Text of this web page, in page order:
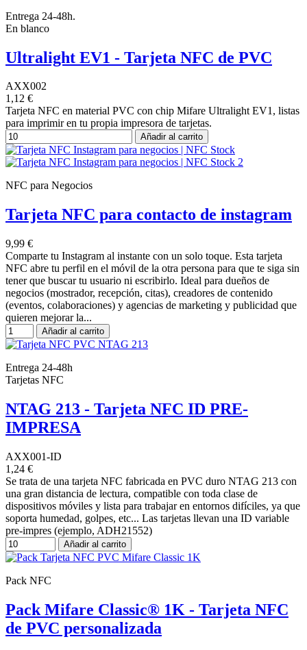
Entrega 24-48h.
En blanco
Ultralight EV1 - Tarjeta NFC de PVC
AXX002
1,12 €
Tarjeta NFC en material PVC con chip Mifare Ultralight EV1, listas
para imprimir en tu propia impresora de tarjetas.
Añadir al carrito
NFC para Negocios
Tarjeta NFC para contacto de instagram
9,99 €
Comparte tu Instagram al instante con un solo toque. Esta tarjeta
NFC abre tu perfil en el móvil de la otra persona para que te siga sin
tener que buscar tu usuario ni escribirlo. Ideal para dueños de
negocios (mostrador, recepción, citas), creadores de contenido
(eventos, colaboraciones) y agencias de marketing y publicidad que
quieren mejorar la...
Añadir al carrito
Entrega 24-48h
Tarjetas NFC
NTAG 213 - Tarjeta NFC ID PRE-
IMPRESA
AXX001-ID
1,24 €
Se trata de una tarjeta NFC fabricada en PVC duro NTAG 213 con
una gran distancia de lectura, compatible con toda clase de
dispositivos móviles y lista para trabajar en entornos difíciles, ya que
soporta humedad, golpes, etc... Las tarjetas llevan una ID variable
pre-impres (ejemplo, ADH21552)
Añadir al carrito
Pack NFC
Pack Mifare Classic® 1K - Tarjeta NFC
de PVC personalizada